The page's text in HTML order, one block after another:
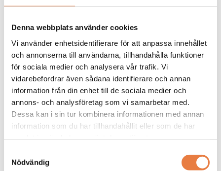
Denna webbplats använder cookies
Vi använder enhetsidentifierare för att anpassa innehållet
och annonserna till användarna, tillhandahålla funktioner
för sociala medier och analysera vår trafik. Vi
vidarebefordrar även sådana identifierare och annan
information från din enhet till de sociala medier och
annons- och analysföretag som vi samarbetar med.
Dessa kan i sin tur kombinera informationen med annan
information som du har tillhandahållit eller som de har
Nödvändig
Mångsidig isolationsförstärkare
med 480 valbara kombinationer
av in och utsignaler med
universell matninsspänning
4 316 kr
Finns i lager
Köp
Specialisten för ± 10 V och ± 20
mA. Med kalibrerat områdesval
och brett intervall av
strömförsörjning.
Prisförfrågan
Köp
Larmpanel
Isolationsvakt